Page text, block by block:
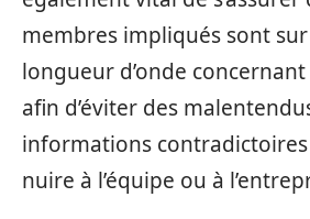
membres impliqués sont
longueur d’onde
afin d’éviter des
informations
nuire à l’équipe ou à